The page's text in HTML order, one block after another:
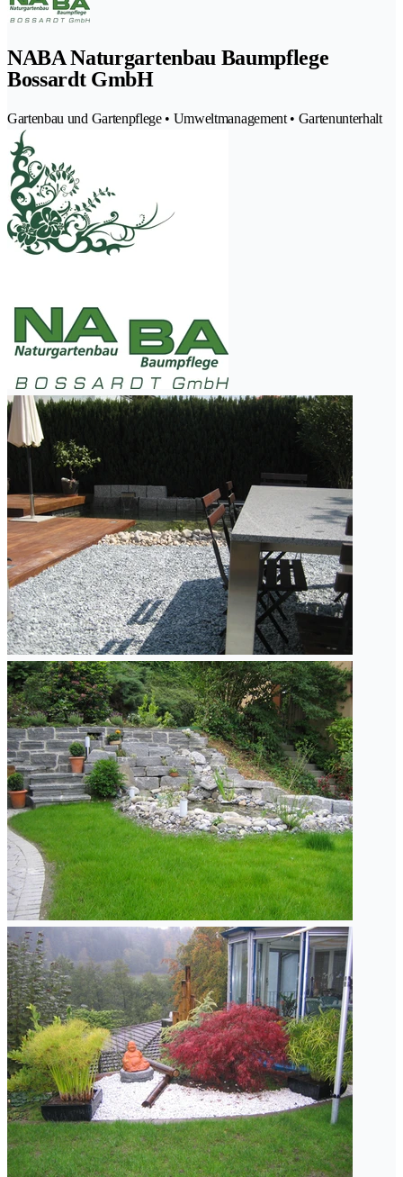
NABA Naturgartenbau Baumpflege
Bossardt GmbH
Gartenbau und Gartenpflege • Umweltmanagement • Gartenunterhalt